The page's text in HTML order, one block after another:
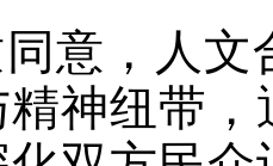
意，人
神纽带